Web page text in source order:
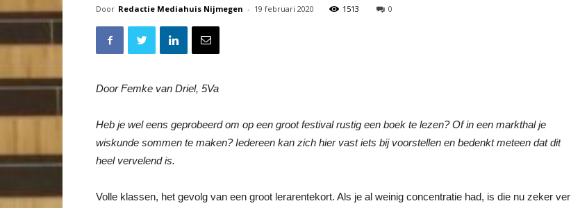
Door Redactie Mediahuis Nijmegen - 19 februari 2020 1513 0
Door Femke van Driel, 5Va
Heb je wel eens geprobeerd om op een groot festival rustig een boek te lezen? Of in een markthal je
wiskunde sommen te maken? Iedereen kan zich hier vast iets bij voorstellen en bedenkt meteen dat dit
heel vervelend is.
Volle klassen, het gevolg van een groot lerarentekort. Als je al weinig concentratie had, is die nu zeker ver